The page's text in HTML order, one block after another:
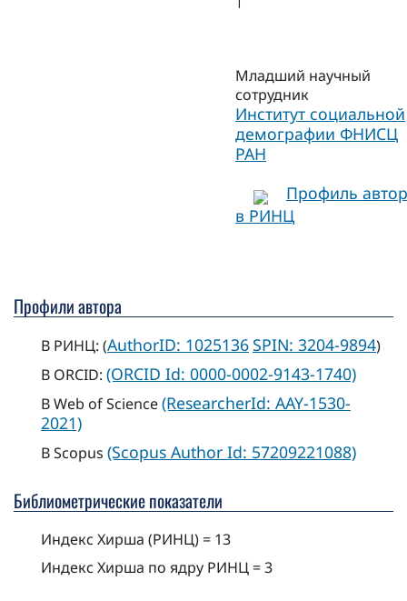
Младший научный
сотрудник
Институт социальной
демографии ФНИСЦ
РАН
Профиль
в РИНЦ
Профили автора
В РИНЦ: (AuthorID: 1025136 SPIN: 3204-9894)
В ORCID: (ORCID Id: 0000-0002-9143-1740)
В Web of Science(ResearcherId: AAY-1530-
2021)
В Scopus (Scopus Author Id: 57209221088)
Библиометрические показатели
Индекс Хирша (РИНЦ) = 13
Индекс Хирша по ядру РИНЦ = 3